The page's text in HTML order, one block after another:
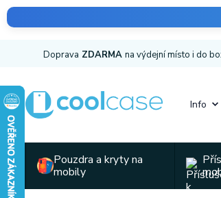
Doprava ZDARMA na výdejní místo i do
Info
Pouzdra a kryty na
mobily